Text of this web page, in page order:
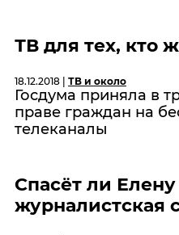
ТВ для тех, кто
18.12.2018 | ТВ и около
Госдума приняла в
праве граждан на
телеканалы
Спасёт ли
журналистская